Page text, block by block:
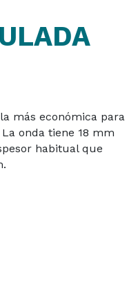
más económica para
onda tiene 18 mm
habitual que